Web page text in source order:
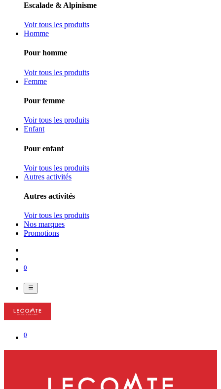
Escalade & Alpinisme
Voir tous les produits
Homme
Pour homme
Voir tous les produits
Femme
Pour femme
Voir tous les produits
Enfant
Pour enfant
Voir tous les produits
Autres activités
Autres activités
Voir tous les produits
Nos marques
Promotions
0
0